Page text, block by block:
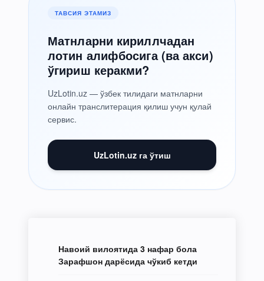
ТАВСИЯ ЭТАМИЗ
Матнларни кириллчадан
лотин алифбосига (ва акси)
ўгириш керакми?
UzLotin.uz — ўзбек тилидаги матнларни
онлайн транслитерация қилиш учун қулай
сервис.
UzLotin.uz га ўтиш
Навоий вилоятида 3 нафар бола
Зарафшон дарёсида чўкиб кетди